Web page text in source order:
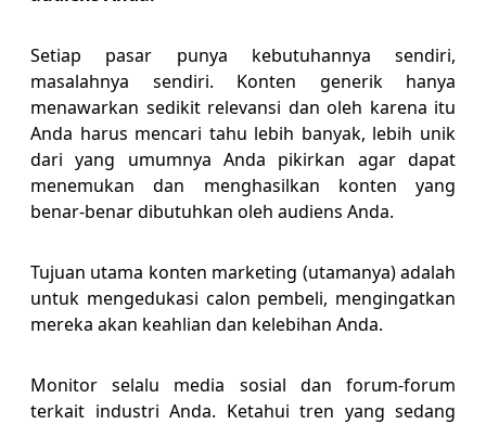
Setiap pasar punya kebutuhannya sendiri,
masalahnya sendiri. Konten generik hanya
menawarkan sedikit relevansi dan oleh karena itu
Anda harus mencari tahu lebih banyak, lebih unik
dari yang umumnya Anda pikirkan agar dapat
menemukan dan menghasilkan konten yang
benar-benar dibutuhkan oleh audiens Anda.
Tujuan utama konten marketing (utamanya) adalah
untuk mengedukasi calon pembeli, mengingatkan
mereka akan keahlian dan kelebihan Anda.
Monitor selalu media sosial dan forum-forum
terkait industri Anda. Ketahui tren yang sedang